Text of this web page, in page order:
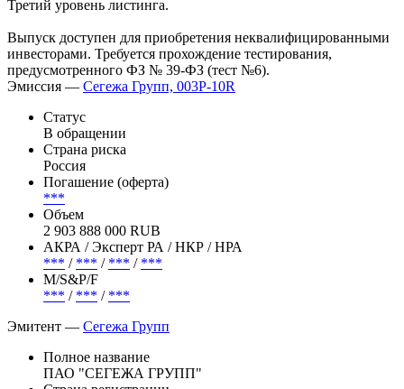
Размещение прошло на Московской бирже, выпуск включен в
Третий уровень листинга.
инвесторами. Требуется прохождение тестирования,
предусмотренного ФЗ № 39-ФЗ (тест №6).
Эмиссия —Сегежа Групп, 003P-10R
Статус
В обращении
Страна риска
Россия
Погашение (оферта)
***
Объем
2 903 888 000 RUB
*** /***/*** /***
***/***/***